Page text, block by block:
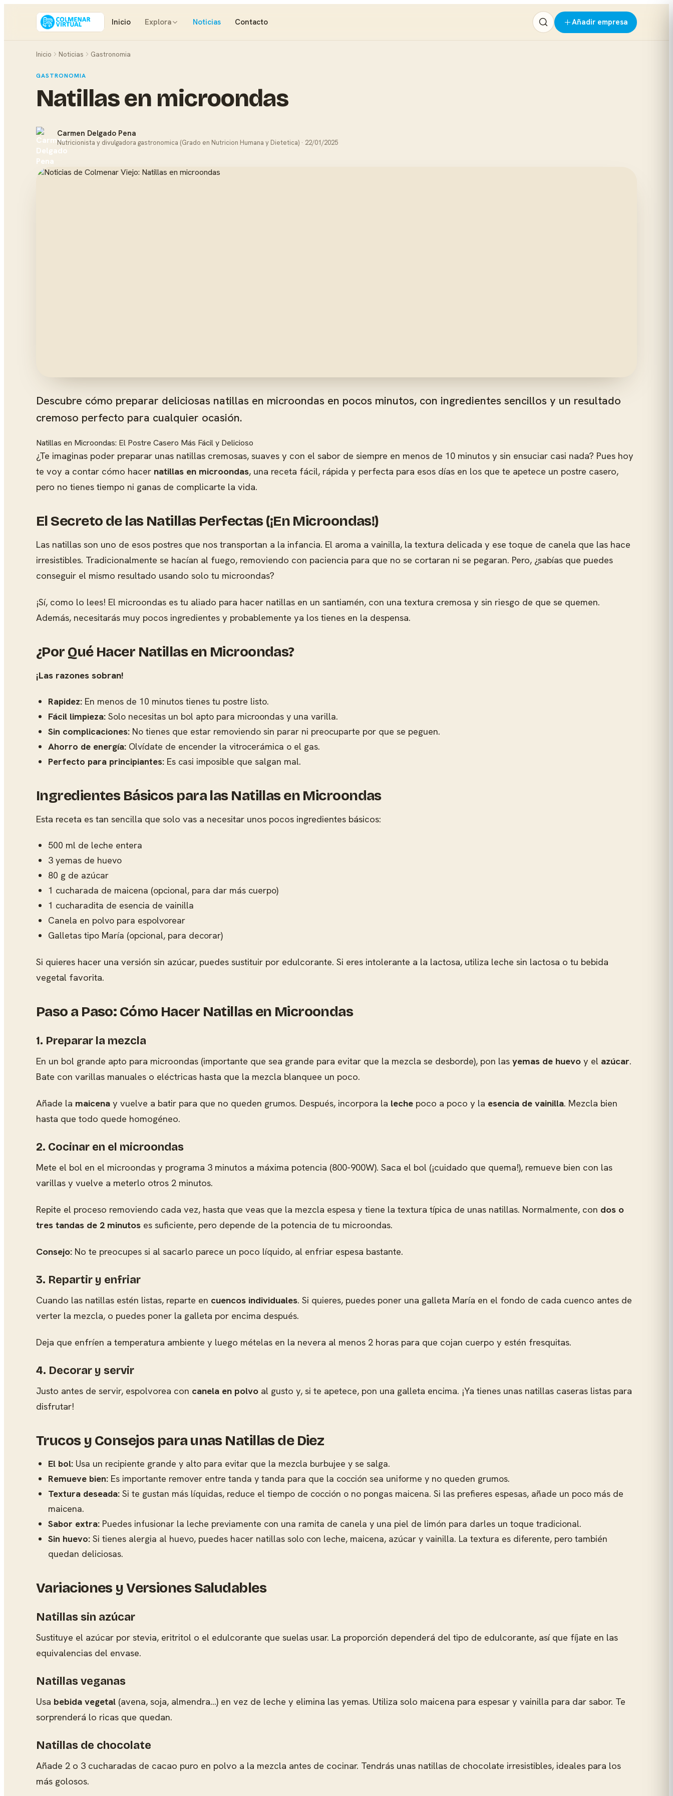
Inicio Explora Noticias Contacto Añadir empresa
Inicio Noticias Gastronomia
GASTRONOMIA
Natillas en microondas
Carmen Delgado Pena
Nutricionista y divulgadora gastronomica (Grado en Nutricion Humana y Dietetica) · 22/01/2025
Descubre cómo preparar deliciosas natillas en microondas en pocos minutos, con ingredientes sencillos y un resultado
cremoso perfecto para cualquier ocasión.
Natillas en Microondas: El Postre Casero Más Fácil y Delicioso
¿Te imaginas poder preparar unas natillas cremosas, suaves y con el sabor de siempre en menos de 10 minutos y sin ensuciar casi nada? Pues hoy
te voy a contar cómo hacer natillas en microondas, una receta fácil, rápida y perfecta para esos días en los que te apetece un postre casero,
pero no tienes tiempo ni ganas de complicarte la vida.
El Secreto de las Natillas Perfectas (¡En Microondas!)
Las natillas son uno de esos postres que nos transportan a la infancia. El aroma a vainilla, la textura delicada y ese toque de canela que las hace
irresistibles. Tradicionalmente se hacían al fuego, removiendo con paciencia para que no se cortaran ni se pegaran. Pero, ¿sabías que puedes
conseguir el mismo resultado usando solo tu microondas?
¡Sí, como lo lees! El microondas es tu aliado para hacer natillas en un santiamén, con una textura cremosa y sin riesgo de que se quemen.
Además, necesitarás muy pocos ingredientes y probablemente ya los tienes en la despensa.
¿Por Qué Hacer Natillas en Microondas?
¡Las razones sobran!
Rapidez: En menos de 10 minutos tienes tu postre listo.
Fácil limpieza: Solo necesitas un bol apto para microondas y una varilla.
Sin complicaciones: No tienes que estar removiendo sin parar ni preocuparte por que se peguen.
Ahorro de energía: Olvídate de encender la vitrocerámica o el gas.
Perfecto para principiantes: Es casi imposible que salgan mal.
Ingredientes Básicos para las Natillas en Microondas
Esta receta es tan sencilla que solo vas a necesitar unos pocos ingredientes básicos:
500 ml de leche entera
3 yemas de huevo
80 g de azúcar
1 cucharada de maicena (opcional, para dar más cuerpo)
1 cucharadita de esencia de vainilla
Canela en polvo para espolvorear
Galletas tipo María (opcional, para decorar)
Si quieres hacer una versión sin azúcar, puedes sustituir por edulcorante. Si eres intolerante a la lactosa, utiliza leche sin lactosa o tu bebida
vegetal favorita.
Paso a Paso: Cómo Hacer Natillas en Microondas
1. Preparar la mezcla
En un bol grande apto para microondas (importante que sea grande para evitar que la mezcla se desborde), pon las yemas de huevo y el azúcar.
Bate con varillas manuales o eléctricas hasta que la mezcla blanquee un poco.
Añade la maicena y vuelve a batir para que no queden grumos. Después, incorpora la leche poco a poco y la esencia de vainilla. Mezcla bien
hasta que todo quede homogéneo.
2. Cocinar en el microondas
Mete el bol en el microondas y programa 3 minutos a máxima potencia (800-900W). Saca el bol (¡cuidado que quema!), remueve bien con las
varillas y vuelve a meterlo otros 2 minutos.
Repite el proceso removiendo cada vez, hasta que veas que la mezcla espesa y tiene la textura típica de unas natillas. Normalmente, con dos o
tres tandas de 2 minutos es suficiente, pero depende de la potencia de tu microondas.
Consejo: No te preocupes si al sacarlo parece un poco líquido, al enfriar espesa bastante.
3. Repartir y enfriar
Cuando las natillas estén listas, reparte en cuencos individuales. Si quieres, puedes poner una galleta María en el fondo de cada cuenco antes de
verter la mezcla, o puedes poner la galleta por encima después.
Deja que enfríen a temperatura ambiente y luego mételas en la nevera al menos 2 horas para que cojan cuerpo y estén fresquitas.
4. Decorar y servir
Justo antes de servir, espolvorea con canela en polvo al gusto y, si te apetece, pon una galleta encima. ¡Ya tienes unas natillas caseras listas para
disfrutar!
Trucos y Consejos para unas Natillas de Diez
El bol: Usa un recipiente grande y alto para evitar que la mezcla burbujee y se salga.
Remueve bien: Es importante remover entre tanda y tanda para que la cocción sea uniforme y no queden grumos.
Textura deseada: Si te gustan más líquidas, reduce el tiempo de cocción o no pongas maicena. Si las prefieres espesas, añade un poco más de
maicena.
Sabor extra: Puedes infusionar la leche previamente con una ramita de canela y una piel de limón para darles un toque tradicional.
Sin huevo: Si tienes alergia al huevo, puedes hacer natillas solo con leche, maicena, azúcar y vainilla. La textura es diferente, pero también
quedan deliciosas.
Variaciones y Versiones Saludables
Natillas sin azúcar
Sustituye el azúcar por stevia, eritritol o el edulcorante que suelas usar. La proporción dependerá del tipo de edulcorante, así que fíjate en las
equivalencias del envase.
Natillas veganas
Usa bebida vegetal (avena, soja, almendra…) en vez de leche y elimina las yemas. Utiliza solo maicena para espesar y vainilla para dar sabor. Te
sorprenderá lo ricas que quedan.
Natillas de chocolate
Añade 2 o 3 cucharadas de cacao puro en polvo a la mezcla antes de cocinar. Tendrás unas natillas de chocolate irresistibles, ideales para los
más golosos.